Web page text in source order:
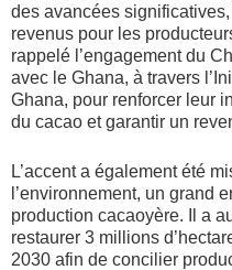
des avancées
revenus pour les
rappelé l’engagement du
avec le Ghana, à travers
Ghana, pour renforcer leur
du cacao et garantir un
L’accent a également été
l’environnement, un grand
production cacaoyère. Il a
restaurer 3 millions
2030 afin de concilier